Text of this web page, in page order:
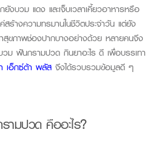
งบวม แดง และเจ็บเวลาเคี้ยวอาหารหรือ
สร้างความทรมานในชีวิตประจำวัน แต่ยัง
ขภาพช่องปากบางอย่างด้วย หลายคนจึง
ม ฟันกรามปวด กินยาอะไร ดี เพื่อบรรเทา
เอ็กซ์ต้า พลัส จึงได้รวบรวมข้อมูลดี ๆ
ามปวด คืออะไร?